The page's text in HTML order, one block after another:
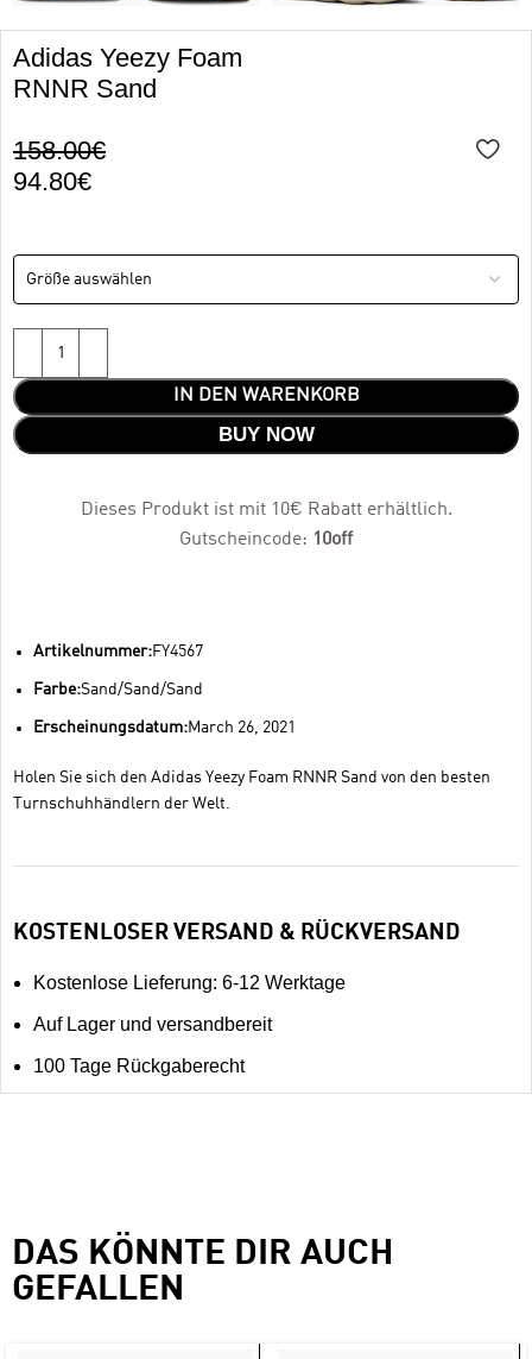
Adidas Yeezy Foam
RNNR Sand
158.00€
94.80€
IN DEN WARENKORB
BUY NOW
Dieses Produkt ist mit 10€ Rabatt erhältlich.
Gutscheincode: 10off
Artikelnummer:FY4567
Farbe:Sand/Sand/Sand
Erscheinungsdatum:March 26, 2021
Holen Sie sich den Adidas Yeezy Foam RNNR Sand von den besten
Turnschuhhändlern der Welt.
KOSTENLOSER VERSAND & RÜCKVERSAND
Kostenlose Lieferung: 6-12 Werktage
Auf Lager und versandbereit
100 Tage Rückgaberecht
DAS KÖNNTE DIR AUCH
GEFALLEN